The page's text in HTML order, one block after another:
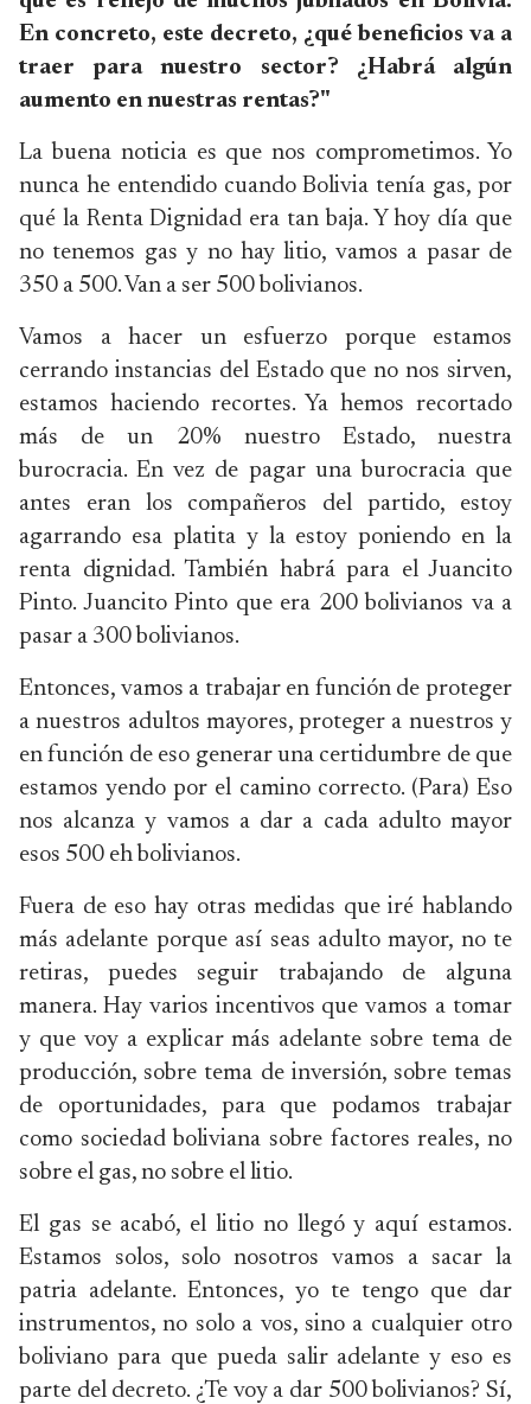
En concreto, este decreto, ¿qué beneficios va a
traer para nuestro sector? ¿Habrá algún
aumento en nuestras rentas?"
La buena noticia es que nos comprometimos. Yo
nunca he entendido cuando Bolivia tenía gas, por
qué la RentaDignidad era tan baja. Y hoy día que
no tenemos gas y no hay litio, vamos a pasar de
350 a 500. Van a ser 500 bolivianos.
Vamos a hacer un esfuerzo porque estamos
cerrando instancias del Estado que no nos sirven,
estamos haciendo recortes. Ya hemos recortado
más de un 20% nuestro Estado, nuestra
burocracia. En vez de pagar una burocracia que
antes eran los compañeros del partido, estoy
agarrando esa platita y la estoy poniendo en la
renta dignidad. También habrá para el Juancito
Pinto. Juancito Pinto que era 200 bolivianos va a
pasar a 300 bolivianos.
Entonces, vamos a trabajar en función de proteger
a nuestros adultos mayores, proteger a nuestros y
en función de eso generar una certidumbre de que
estamos yendo por el camino correcto. (Para) Eso
nos alcanza y vamos a dar a cada adulto mayor
esos 500 eh bolivianos.
Fuera de eso hay otras medidas que iré hablando
más adelante porque así seas adulto mayor, no te
retiras, puedes seguir trabajando de alguna
manera. Hay varios incentivos que vamos a tomar
y que voy a explicar más adelante sobre tema de
producción, sobre tema de inversión, sobre temas
de oportunidades, para que podamos trabajar
como sociedad boliviana sobre factores reales, no
sobre el gas, no sobre el litio.
El gas se acabó, el litio no llegó y aquí estamos.
Estamos solos, solo nosotros vamos a sacar la
patria adelante. Entonces, yo te tengo que dar
instrumentos, no solo a vos, sino a cualquier otro
boliviano para que pueda salir adelante y eso es
parte del decreto. ¿Te voy a dar 500 bolivianos? Sí,